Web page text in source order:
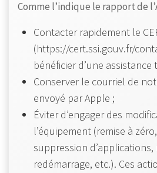
Comme l’indique le rapport de
Contacter rapidement le
(https://cert.ssi.gouv.fr/
bénéficier d’une assistance
Conserver le courriel de
envoyé par Apple ;
Éviter d’engager des
l’équipement (remise à zéro,
suppression d’applications,
redémarrage, etc.). Ces